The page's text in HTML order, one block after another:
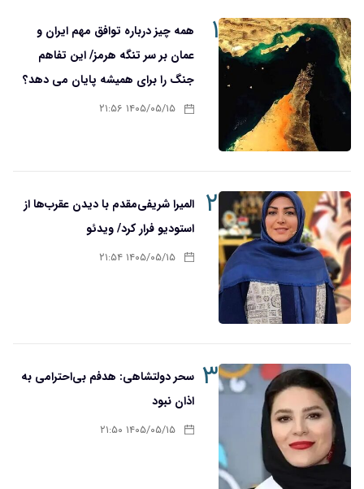
۱
همه چیز درباره توافق مهم ایران و
عمان بر سر تنگه هرمز/ این تفاهم
جنگ را برای همیشه پایان می دهد؟
۱۴۰۵/۰۵/۱۵ ۲۱:۵۶
۲
المیرا شریفی‌مقدم با دیدن عقرب‌ها از
استودیو فرار کرد/ ویدئو
۱۴۰۵/۰۵/۱۵ ۲۱:۵۴
۳ سحر دولتشاهی: هدفم بی‌احترامی به
اذان نبود
۱۴۰۵/۰۵/۱۵ ۲۱:۵۰